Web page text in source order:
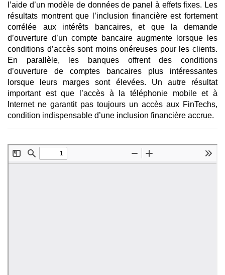
l’aide d’un modèle de données de panel à effets fixes. Les
résultats montrent que l’inclusion financière est fortement
corrélée aux intérêts bancaires, et que la demande
d’ouverture d’un compte bancaire augmente lorsque les
conditions d’accès sont moins onéreuses pour les clients.
En parallèle, les banques offrent des conditions
d’ouverture de comptes bancaires plus intéressantes
lorsque leurs marges sont élevées. Un autre résultat
important est que l’accès à la téléphonie mobile et à
lnternet ne garantit pas toujours un accès aux FinTechs,
condition indispensable d’une inclusion financière accrue.